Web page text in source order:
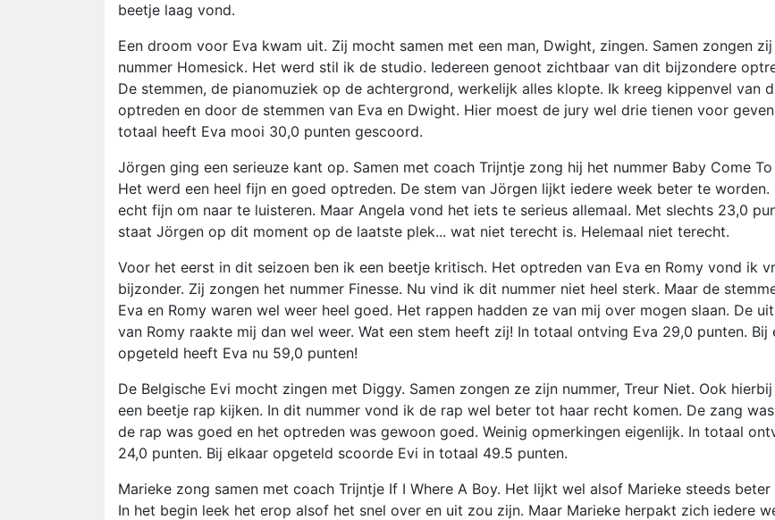
beetje laag vond.
Een droom voor Eva kwam uit. Zij mocht samen met een man, Dwight, zingen. Samen zongen
nummer Homesick. Het werd stil ik de studio. Iedereen genoot zichtbaar van dit bijzondere
De stemmen, de pianomuziek op de achtergrond, werkelijk alles klopte. Ik kreeg kippenvel van
optreden en door de stemmen van Eva en Dwight. Hier moest de jury wel drie tienen voor
totaal heeft Eva mooi 30,0 punten gescoord.
Jörgen ging een serieuze kant op. Samen met coach Trijntje zong hij het nummer Baby Come To
Het werd een heel fijn en goed optreden. De stem van Jörgen lijkt iedere week beter te worden.
echt fijn om naar te luisteren. Maar Angela vond het iets te serieus allemaal. Met slechts 23,0
staat Jörgen op dit moment op de laatste plek... wat niet terecht is. Helemaal niet terecht.
Voor het eerst in dit seizoen ben ik een beetje kritisch. Het optreden van Eva en Romy vond ik
bijzonder. Zij zongen het nummer Finesse. Nu vind ik dit nummer niet heel sterk. Maar de
Eva en Romy waren wel weer heel goed. Het rappen hadden ze van mij over mogen slaan. De
van Romy raakte mij dan wel weer. Wat een stem heeft zij! In totaal ontving Eva 29,0 punten. Bij
opgeteld heeft Eva nu 59,0 punten!
De Belgische Evi mocht zingen met Diggy. Samen zongen ze zijn nummer, Treur Niet. Ook
een beetje rap kijken. In dit nummer vond ik de rap wel beter tot haar recht komen. De zang
de rap was goed en het optreden was gewoon goed. Weinig opmerkingen eigenlijk. In totaal
24,0 punten. Bij elkaar opgeteld scoorde Evi in totaal 49.5 punten.
Marieke zong samen met coach Trijntje If I Where A Boy. Het lijkt wel alsof Marieke steeds
In het begin leek het erop alsof het snel over en uit zou zijn. Maar Marieke herpakt zich iedere